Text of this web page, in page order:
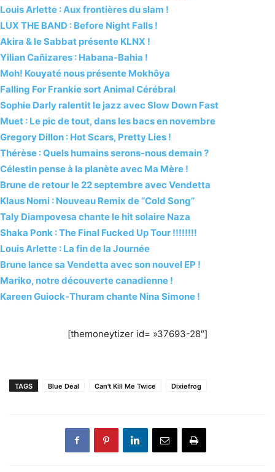
Louis Arlette : Aux frontières du slam !
LUX THE BAND : Before Night Falls !
Akira & le Sabbat présente KLNX !
Yilian Cañizares : Habana-Bahia !
Moh! Kouyaté nous présente Mokhôya
Falling For Frankie sort Animal Cérébral
Sophie Darly ralentit le jazz avec Slow Down Fast
Muet : Le pic de tout, dans les bacs en novembre
Gregory Dillon : Hot Scars, Pretty Lies !
Thérèse : Quels humains serons-nous demain ?
Célestin pense à la planète avec Ma Mère !
Brune de retour le 22 septembre avec Vendetta
Klaus Nomi : Nouveau Remix de “Cold Song”
Taly Diampovesa chante le hit solaire Naza
Shaka Ponk : The Final Fucked Up Tour !!!!!!!!
Louis Arlette : La fin de la Journée
Brune lance sa Vendetta avec son nouvel EP !
Mariko, notre découverte canadienne !
Kareen Guiock-Thuram chante Nina Simone !
[themoneytizer id= »37693-28″]
TAGS Blue Deal Can't Kill Me Twice Dixiefrog